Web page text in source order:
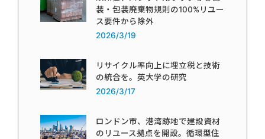
装・包装廃棄物規則の100%リユー
ス要件から除外
2026/3/19
リサイクル率向上に埋立税と技術
の統合を。英大学の研究
2026/3/17
ロンドン市、港湾跡地で建設資材
のリユース拠点を開設。循環型住